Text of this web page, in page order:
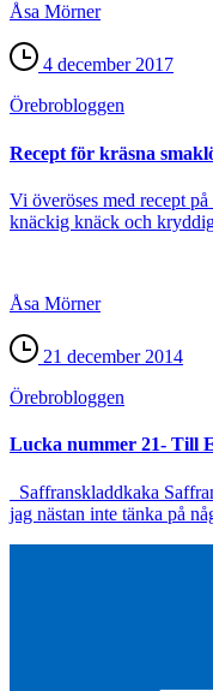
Åsa Mörner
4 december 2017
Örebro­bloggen
Recept för kräsna
Vi överöses med recept
knäckig knäck och
Åsa Mörner
21 december 2014
Örebro­bloggen
Lucka nummer 21- Till
Saffranskladdkaka
jag nästan inte tänka på